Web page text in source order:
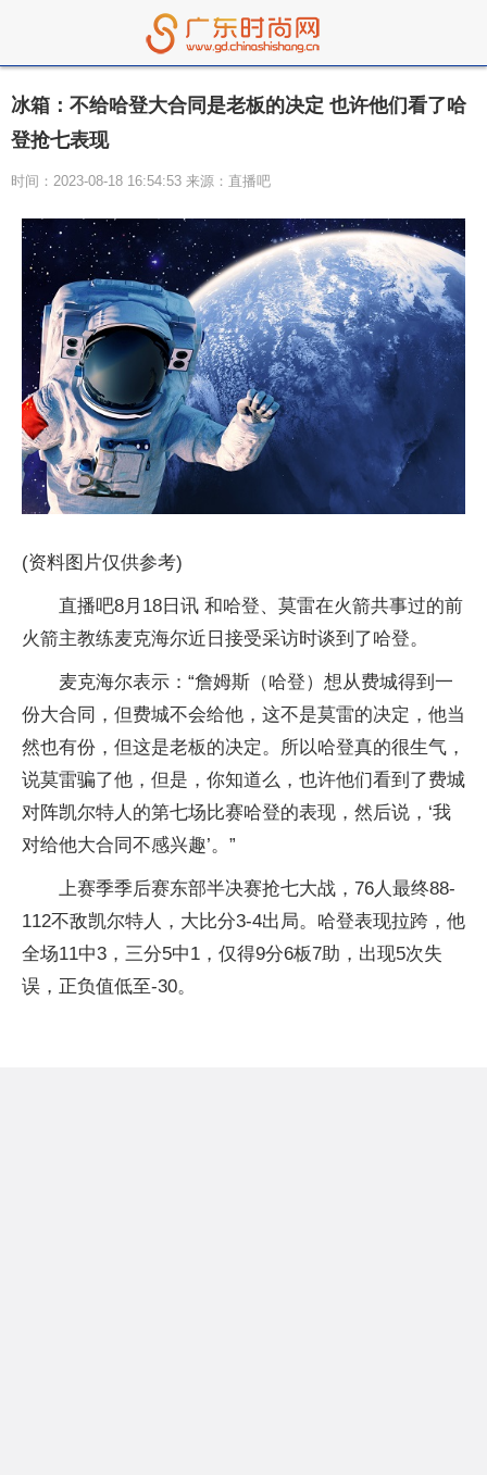
冰箱：不给哈登大合同是老板的决定 也许他们看了哈
登抢七表现
时间：2023-08-18 16:54:53 来源：直播吧
(资料图片仅供参考)
直播吧8月18日讯 和哈登、莫雷在火箭共事过的前
火箭主教练麦克海尔近日接受采访时谈到了哈登。
麦克海尔表示：“詹姆斯（哈登）想从费城得到一
份大合同，但费城不会给他，这不是莫雷的决定，他当
然也有份，但这是老板的决定。所以哈登真的很生气，
说莫雷骗了他，但是，你知道么，也许他们看到了费城
对阵凯尔特人的第七场比赛哈登的表现，然后说，‘我
对给他大合同不感兴趣’。”
上赛季季后赛东部半决赛抢七大战，76人最终88-
112不敌凯尔特人，大比分3-4出局。哈登表现拉跨，他
全场11中3，三分5中1，仅得9分6板7助，出现5次失
误，正负值低至-30。